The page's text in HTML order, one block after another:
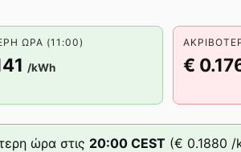
ΏΡΑ (11:00)
/kWh €
ώρα στις 20:00 CEST (€ 0.1880 /